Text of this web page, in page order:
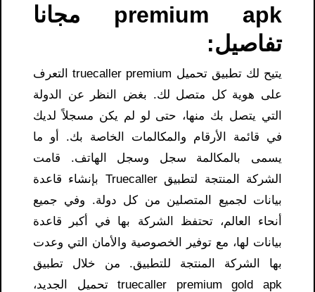
premium apk مجانا
تفاصيل:
يتيح لك تطبيق تحميل truecaller premium التعرف
على هوية كل متصل لك. بغض النظر عن الدولة
التي يتصل بك منها، حتى لو لم يكن مسجلاً لديك
في قائمة الأرقام والمكالمات الخاصة بك. أو ما
يسمى بالمكالمة سجل وسجل الهاتف. قامت
الشركة المنتجة لتطبيق Truecaller بإنشاء قاعدة
بيانات لجميع المتصلين من كل دولة. وفي جميع
أنحاء العالم، تحتفظ الشركة بها في أكبر قاعدة
بيانات لها، مع توفير الخصوصية والأمان التي وعدت
بها الشركة المنتجة للتطبيق. من خلال تطبيق
truecaller premium gold apk تحميل الجديد،